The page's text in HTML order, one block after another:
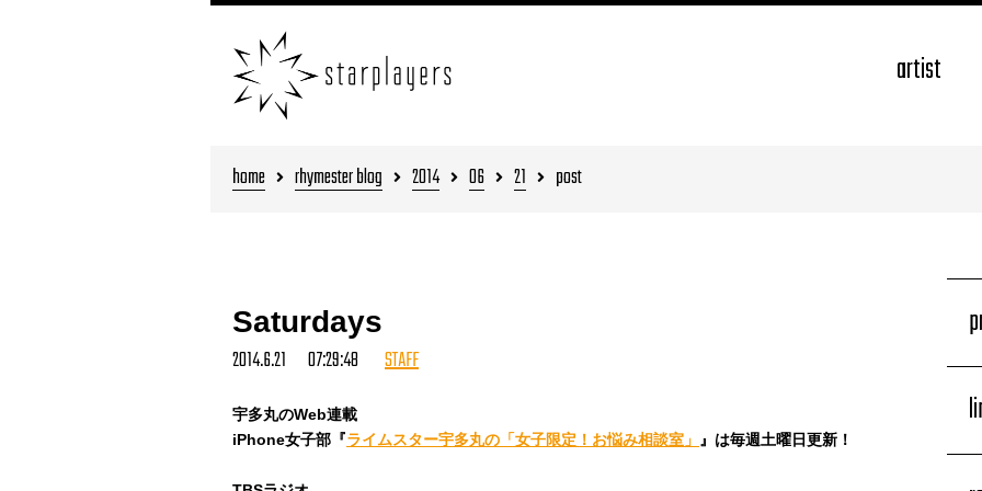
artist
home rhymester blog 2014 06 21 post
Saturdays
2014.6.21 07:29:48 STAFF
宇多丸のWeb連載
iPhone女子部『ライムスター宇多丸の「女子限定！お悩み相談室」 』は毎週土曜日更新！